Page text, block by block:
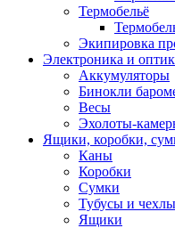
Термобельё
Экипировка
Электроника и
Аккумуляторы
Бинокли
Весы
Эхолоты-
Ящики, коробки,
Каны
Коробки
Сумки
Тубусы и чехлы
Ящики